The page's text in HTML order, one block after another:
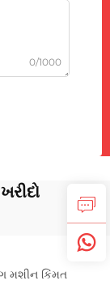
0/1000
મશીન કિંમત